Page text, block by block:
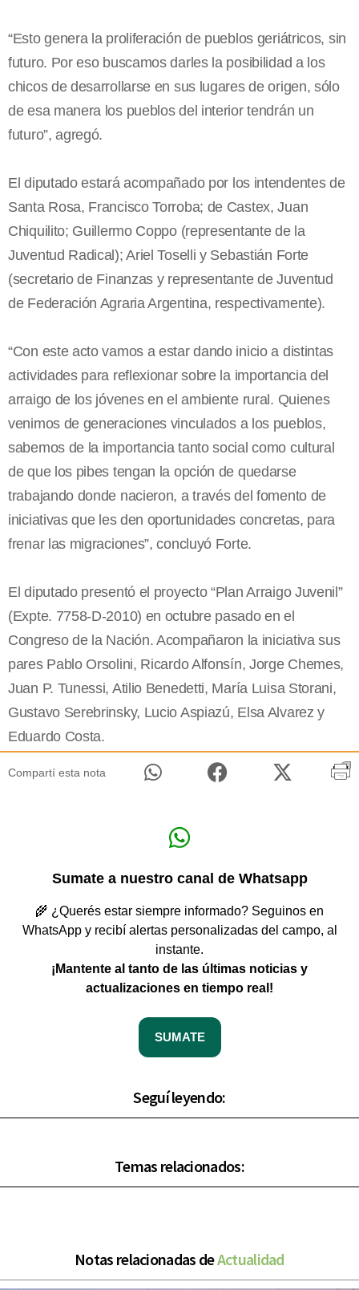
“Esto genera la proliferación de pueblos geriátricos, sin
futuro. Por eso buscamos darles la posibilidad a los
chicos de desarrollarse en sus lugares de origen, sólo
de esa manera los pueblos del interior tendrán un
futuro”, agregó.
El diputado estará acompañado por los intendentes de
Santa Rosa, Francisco Torroba; de Castex, Juan
Chiquilito; Guillermo Coppo (representante de la
Juventud Radical); Ariel Toselli y Sebastián Forte
(secretario de Finanzas y representante de Juventud
de Federación Agraria Argentina, respectivamente).
“Con este acto vamos a estar dando inicio a distintas
actividades para reflexionar sobre la importancia del
arraigo de los jóvenes en el ambiente rural. Quienes
venimos de generaciones vinculados a los pueblos,
sabemos de la importancia tanto social como cultural
de que los pibes tengan la opción de quedarse
trabajando donde nacieron, a través del fomento de
iniciativas que les den oportunidades concretas, para
frenar las migraciones”, concluyó Forte.
El diputado presentó el proyecto “Plan Arraigo Juvenil”
(Expte. 7758-D-2010) en octubre pasado en el
Congreso de la Nación. Acompañaron la iniciativa sus
pares Pablo Orsolini, Ricardo Alfonsín, Jorge Chemes,
Juan P. Tunessi, Atilio Benedetti, María Luisa Storani,
Gustavo Serebrinsky, Lucio Aspiazú, Elsa Alvarez y
Eduardo Costa.
Compartí esta nota
Sumate a nuestro canal de Whatsapp
🌾 ¿Querés estar siempre informado? Seguinos en
WhatsApp y recibí alertas personalizadas del campo, al
instante.
¡Mantente al tanto de las últimas noticias y
actualizaciones en tiempo real!
SUMATE
Seguí leyendo:
Temas relacionados:
Notas relacionadas deActualidad